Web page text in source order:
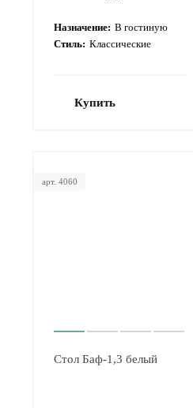
Назначение: В гостиную
Стиль: Классические
Купить
арт. 4060
Стол Баф-1,3 белый